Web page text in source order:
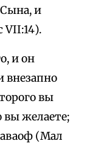
и
VII:14).
и он
внезапно
вы
вы желаете;
(Мал